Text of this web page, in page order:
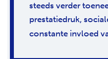
steeds verder
prestatiedruk,
constante invloed